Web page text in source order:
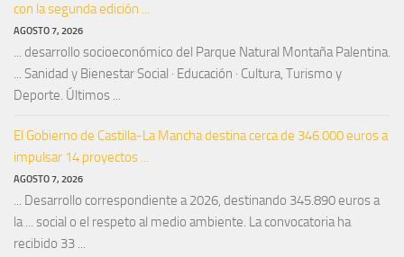
con la segunda edición ...
AGOSTO 7, 2026
... desarrollo socioeconómico del Parque Natural Montaña Palentina.
... Sanidad y Bienestar Social · Educación · Cultura, Turismo y
Deporte. Últimos ...
El Gobierno de Castilla-La Mancha destina cerca de 346.000 euros a
impulsar 14 proyectos ...
AGOSTO 7, 2026
... Desarrollo correspondiente a 2026, destinando 345.890 euros a
la ... social o el respeto al medio ambiente. La convocatoria ha
recibido 33 ...